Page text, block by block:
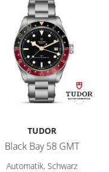
0001, Preis:
TUDOR
Black Bay 58 GMT
Black Bay 58 GMT,
Automatik, Schwarz